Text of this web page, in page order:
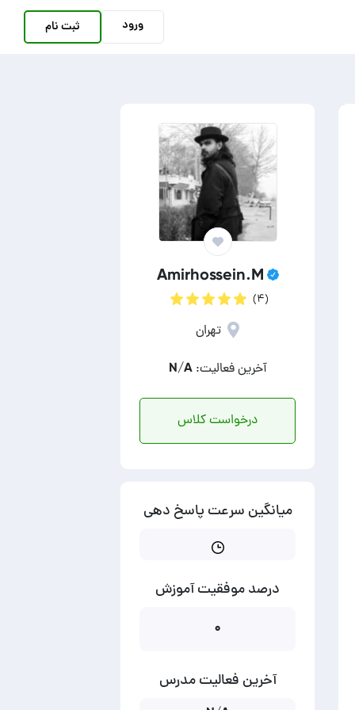
ورود ثبت نام
Amirhossein.M
(۴)
تهران
آخرین فعالیت: N/A
درخواست کلاس
میانگین سرعت پاسخ دهی
درصد موفقیت آموزش
۰
آخرین فعالیت مدرس